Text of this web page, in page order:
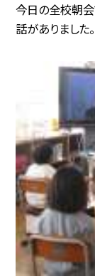
今日の全校朝会
話がありました。